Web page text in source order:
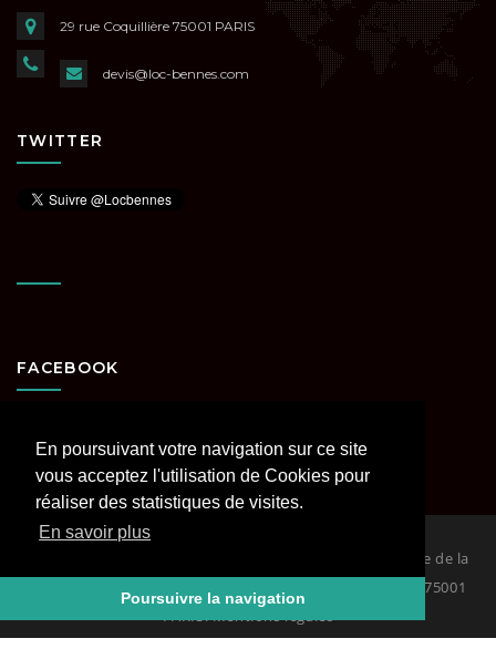
En poursuivant votre navigation sur ce site
vous acceptez l'utilisation de Cookies pour
réaliser des statistiques de visites.
En savoir plus
Poursuivre la navigation
29 rue Coquillière 75001 PARIS
devis@loc-bennes.com
TWITTER
FACEBOOK
Loc Bennes Paris et Région parisienne spécialiste de la
location de benne. RCS PARIS Siège : 29 rue Coquillière 75001
PARIS. Mentions légales